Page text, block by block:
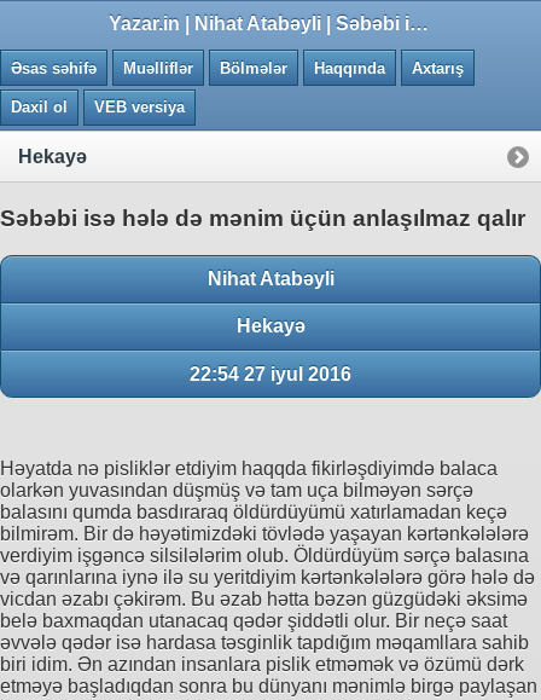
Yazar.in | Nihat Atabəyli | Səbəbi isə hələ də mənim üçün anlaşılmaz qalır
Əsas səhifə Muəlliflər Bölmələr Haqqında Axtarış
Daxil ol VEB versiya
Hekayə
Səbəbi isə hələ də mənim üçün anlaşılmaz qalır
Nihat Atabəyli
Hekayə
22:54 27 iyul 2016
Həyatda nə pisliklər etdiyim haqqda fikirləşdiyimdə balaca
olarkən yuvasından düşmüş və tam uça bilməyən sərçə
balasını qumda basdıraraq öldürdüyümü xatırlamadan keçə
bilmirəm. Bir də həyətimizdəki tövlədə yaşayan kərtənkələlərə
verdiyim işgəncə silsilələrim olub. Öldürdüyüm sərçə balasına
və qarınlarına iynə ilə su yeritdiyim kərtənkələlərə görə hələ də
vicdan əzabı çəkirəm. Bu əzab hətta bəzən güzgüdəki əksimə
belə baxmaqdan utanacaq qədər şiddətli olur. Bir neçə saat
əvvələ qədər isə hardasa təsginlik tapdığım məqamllara sahib
biri idim. Ən azından insanlara pislik etməmək və özümü dərk
etməyə başladıqdan sonra bu dünyanı mənimlə birgə paylaşan